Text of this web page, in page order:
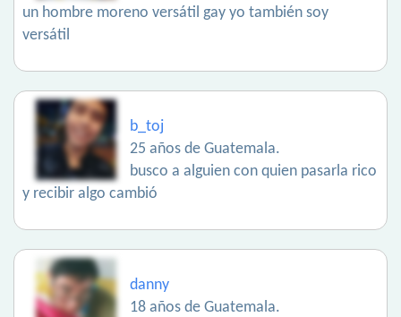
un hombre moreno versátil gay yo también soy
versátil
b_toj
25 años de Guatemala.
busco a alguien con quien pasarla rico
y recibir algo cambió
danny
18 años de Guatemala.